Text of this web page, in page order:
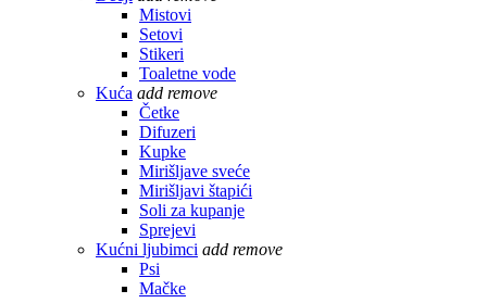
Mistovi
Setovi
Stikeri
Toaletne vode
Kuća add remove
Četke
Difuzeri
Kupke
Mirišljave sveće
Mirišljavi štapići
Soli za kupanje
Sprejevi
Kućni ljubimci add remove
Psi
Mačke